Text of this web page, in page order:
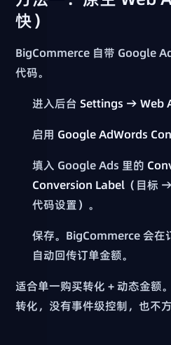
快）
BigCommerce 自带 Google
代码。
进入后台Settings → Web
启用 Google AdWords
填入 Google Ads 里的
Conversion Label （目标
代码设置）。
保存。BigCommerce 会在
自动回传订单金额。
适合单一购买转化 + 动态金额
转化，没有事件级控制，也不